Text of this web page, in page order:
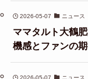
2026-05-07 ニュース
ママタルト大鶴
機感とファンの